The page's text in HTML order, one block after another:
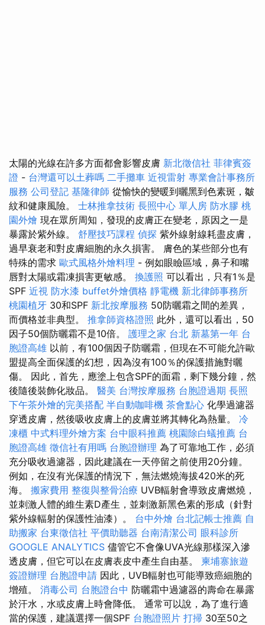
太陽的光線在許多方面都會影響皮膚 新北徵信社 菲律賓簽
證 - 台灣還可以土葬嗎 二手攤車 近視雷射 專業會計事務所
服務 公司登記 基隆律師 從愉快的變暖到曬黑到色素斑，皺
紋和健康風險。 士林推拿技術 長照中心 單人房 防水膠 桃
園外燴 現在眾所周知，發現的皮膚正在變老，原因之一是
暴露於紫外線。 舒壓技巧課程 偵探 紫外線射線耗盡皮膚，
過早衰老和對皮膚細胞的永久損害。 膚色的某些部分也有
特殊的需求 歐式風格外燴料理 - 例如眼瞼區域，鼻子和嘴
唇對太陽或霜凍損害更敏感。 換護照 可以看出，只有1％是
SPF 近視 防水漆 buffet外燴價格 靜電機 新北律師事務所
桃園植牙 30和SPF 新北按摩服務 50防曬霜之間的差異，
而價格並非典型。 推拿師資格證照 此外，還可以看出，50
因子50個防曬霜不是10倍。 護理之家 台北 新墓第一年 台
胞證高雄 以前，有100個因子防曬霜，但現在不可能允許歐
盟提高全面保護的幻想，因為沒有100％的保護措施對曬
傷。 因此，首先，應塗上包含SPF的面霜，剩下幾分鐘，然
後隨後裝飾化妝品。 醫美 台灣按摩服務 台胞證過期 長照
下午茶外燴的完美搭配 半自動咖啡機 茶會點心 化學過濾器
穿透皮膚，然後吸收皮膚上的皮膚並將其轉化為熱量。 冷
凍櫃 中式料理外燴方案 台中眼科推薦 桃園除白蟻推薦 台
胞證高雄 徵信社有用嗎 台胞證辦理 為了可靠地工作，必須
充分吸收過濾器，因此建議在一天停留之前使用20分鐘。
例如，在沒有光保護的情況下，無法燃燒海拔420米的死
海。 搬家費用 整復與整骨治療 UVB輻射會導致皮膚燃燒，
並刺激人體的維生素D產生，並刺激新黑色素的形成（針對
紫外線輻射的保護性油漆）。 台中外燴 台北記帳士推薦 自
助搬家 台東徵信社 平價助聽器 台南清潔公司 眼科診所
GOOGLE ANALYTICS 儘管它不會像UVA光線那樣深入滲
透皮膚，但它可以在皮膚表皮中產生自由基。 柬埔寨旅遊
簽證辦理 台胞證申請 因此，UVB輻射也可能導致癌細胞的
增殖。 消毒公司 台胞證台中 防曬霜中過濾器的壽命在暴露
於汗水，水或皮膚上時會降低。 通常可以說，為了進行適
當的保護，建議選擇一個SPF 台胞證照片 打掃 30至50之